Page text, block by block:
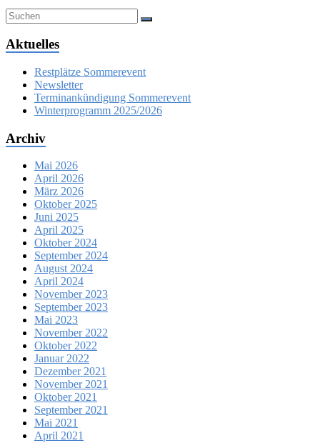
Aktuelles
Restplätze Sommerevent
Newsletter
Terminankündigung Sommerevent
Winterprogramm 2025/2026
Archiv
Mai 2026
April 2026
März 2026
Oktober 2025
Juni 2025
April 2025
Oktober 2024
September 2024
August 2024
April 2024
November 2023
September 2023
Mai 2023
November 2022
Oktober 2022
Januar 2022
Dezember 2021
November 2021
Oktober 2021
September 2021
Mai 2021
April 2021